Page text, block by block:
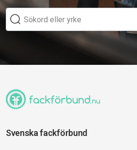
Svenska fackförbund